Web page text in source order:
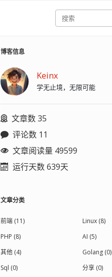
博客信息
Keinx
学无止境，无限可能
文章数 35
评论数 11
文章阅读量 49599
运行天数 639天
文章分类
前端 (11)
Linux (8)
PHP (8)
AI (5)
其他 (4)
Golang (0)
Sql (0)
分享 (0)